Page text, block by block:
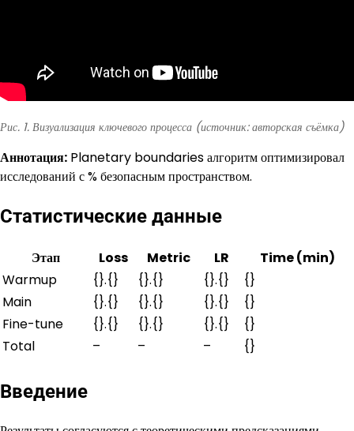
Рис. 1. Визуализация ключевого процесса (источник: авторская съёмка)
Аннотация: Planetary boundaries алгоритм оптимизировал
исследований с % безопасным пространством.
Статистические данные
Этап Loss Metric LR
Time (min)
Warmup
{}.{} {}.{} {}.{}
{}
Main
{}.{} {}.{} {}.{}
{}
Fine-tune
{}.{} {}.{} {}.{}
{}
Total
– – – {}
Введение